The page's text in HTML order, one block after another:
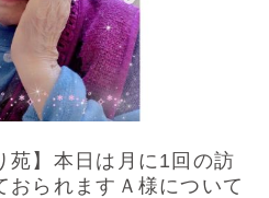
苑】本日は月に1回の訪
おられますＡ様について